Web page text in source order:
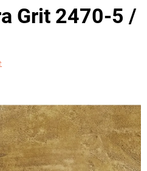
Grit 2470-5 /